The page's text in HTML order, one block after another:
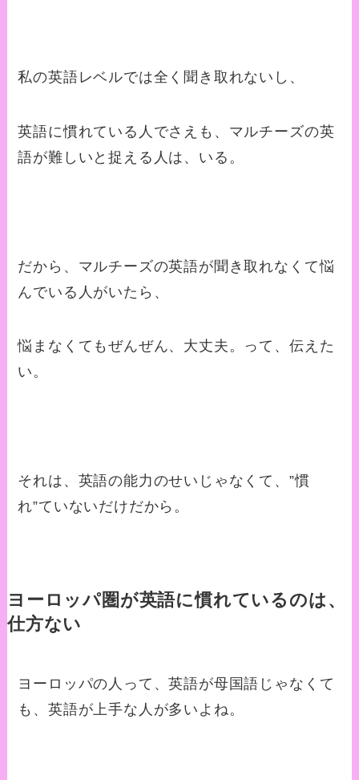
私の英語レベルでは全く聞き取れないし、
英語に慣れている人でさえも、マルチーズの英
語が難しいと捉える人は、いる。
だから、マルチーズの英語が聞き取れなくて悩
んでいる人がいたら、
悩まなくてもぜんぜん、大丈夫。って、伝えた
い。
それは、英語の能力のせいじゃなくて、”慣
れ”ていないだけだから。
ヨーロッパ圏が英語に慣れているのは、
仕方ない
ヨーロッパの人って、英語が母国語じゃなくて
も、英語が上手な人が多いよね。